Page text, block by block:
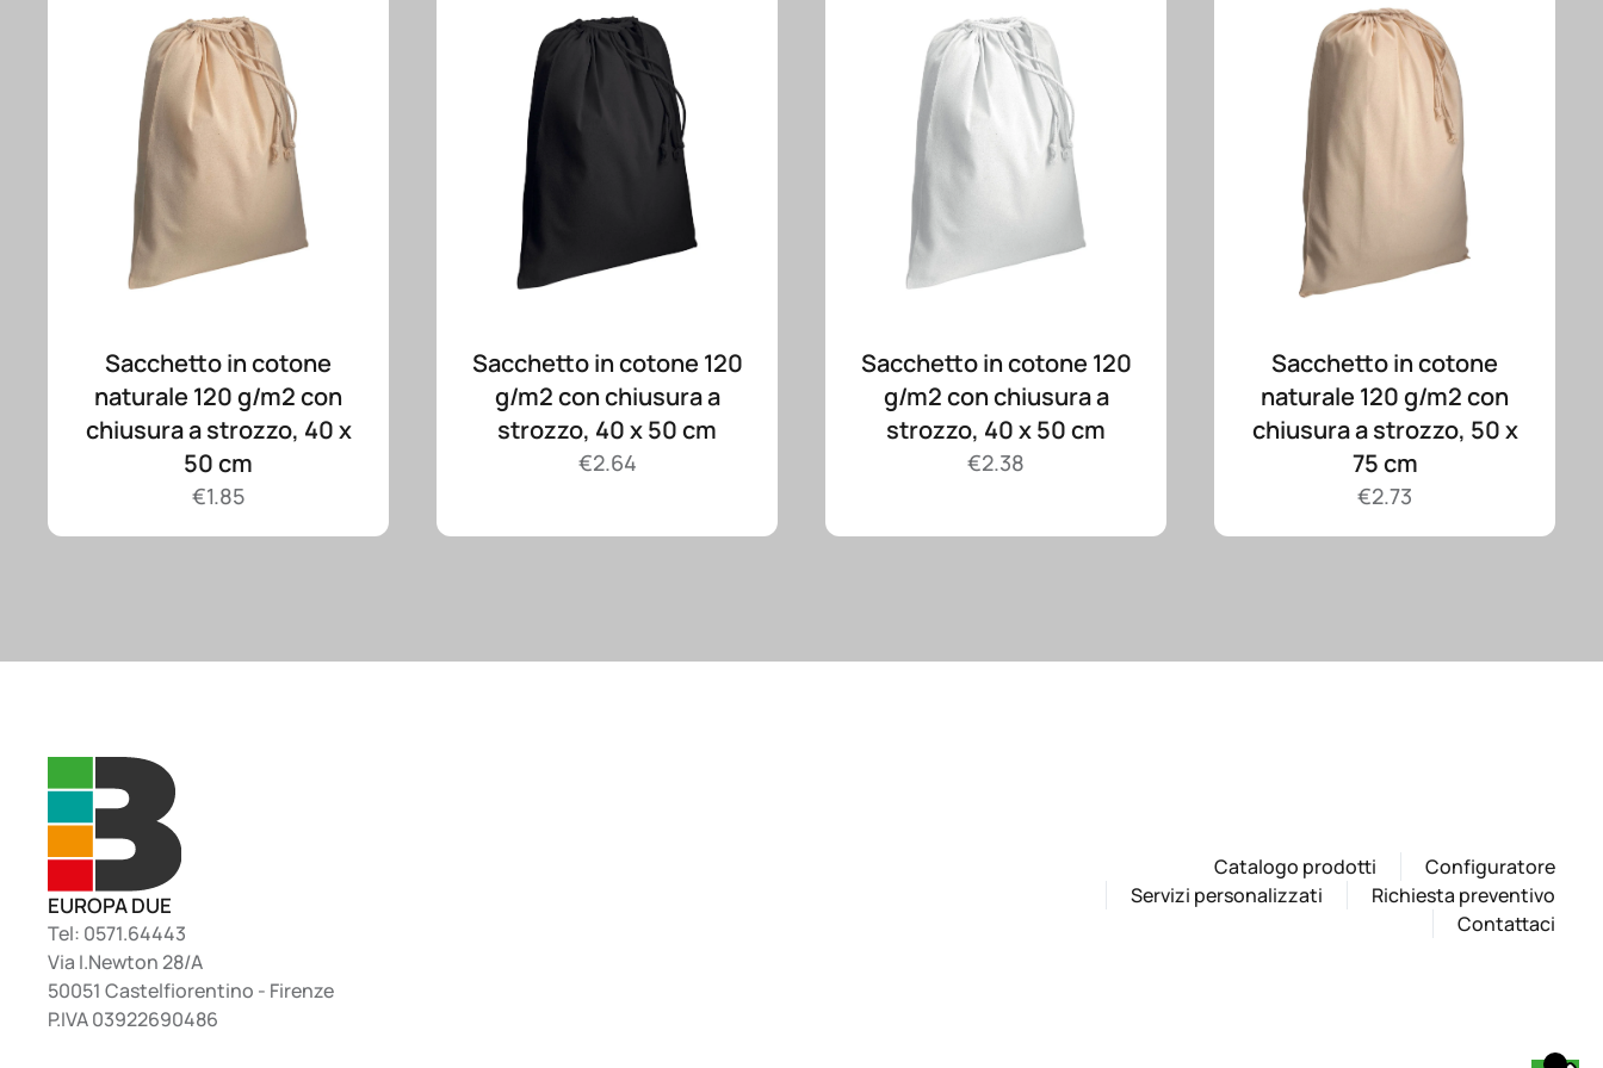
Sacchetto in cotone
naturale 120 g/m2 con
chiusura a strozzo, 40 x
50 cm
€1.85
Sacchetto in cotone 120
g/m2 con chiusura a
strozzo, 40 x 50 cm
€2.64
Sacchetto in cotone 120
g/m2 con chiusura a
strozzo, 40 x 50 cm
€2.38
Sacchetto in cotone
naturale 120 g/m2 con
chiusura a strozzo, 50 x
75 cm
€2.73
EUROPA DUE
Tel: 0571.64443
Via I.Newton 28/A
50051 Castelfiorentino - Firenze
P.IVA 03922690486
Catalogo prodotti
Configuratore
Servizi personalizzati
Richiesta preventivo
Contattaci